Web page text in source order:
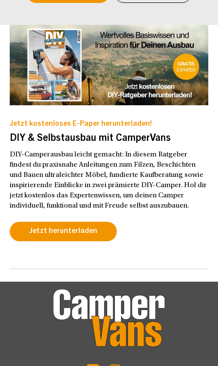
Jetzt kostenloses E-Paper herunterladen!
DIY & Selbstausbau mit CamperVans
DIY-Camperausbau leicht gemacht: In diesem Ratgeber
findest du praxisnahe Anleitungen zum Filzen, Beschichten
und Bauen ultraleichter Möbel, fundierte Kaufberatung sowie
inspirierende Einblicke in zwei prämierte DIY-Camper. Hol dir
jetzt kostenlos das Expertenwissen, um deinen Camper
individuell, funktional und mit Freude selbst auszubauen.
Jetzt herunterladen